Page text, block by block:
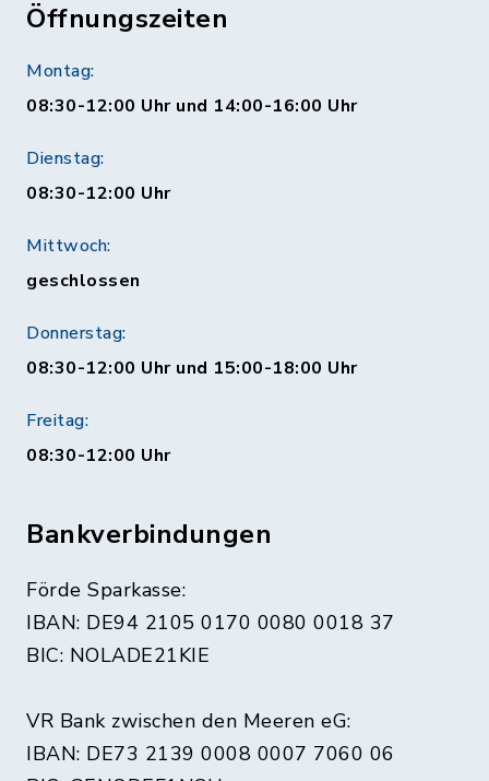
Öffnungszeiten
Montag:
08:30-12:00 Uhr und 14:00-16:00 Uhr
Dienstag:
08:30-12:00 Uhr
Mittwoch:
geschlossen
Donnerstag:
08:30-12:00 Uhr und 15:00-18:00 Uhr
Freitag:
08:30-12:00 Uhr
Bankverbindungen
Förde Sparkasse:
IBAN: DE94 2105 0170 0080 0018 37
BIC: NOLADE21KIE
VR Bank zwischen den Meeren eG:
IBAN: DE73 2139 0008 0007 7060 06